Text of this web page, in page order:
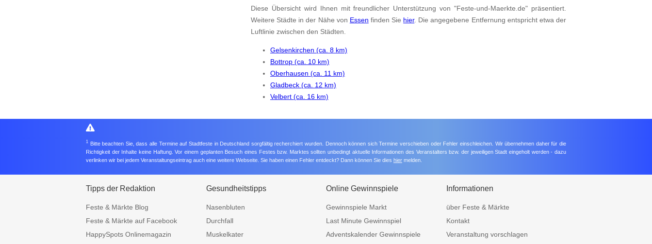
Diese Übersicht wird Ihnen mit freundlicher Unterstützung von "Feste-und-Maerkte.de" präsentiert.
Weitere Städte in der Nähe von Essen finden Sie hier. Die angegebene Entfernung entspricht etwa der
Luftlinie zwischen den Städten.
Gelsenkirchen (ca. 8 km)
Bottrop (ca. 10 km)
Oberhausen (ca. 11 km)
Gladbeck (ca. 12 km)
Velbert (ca. 16 km)
1 Bitte beachten Sie, dass alle Termine auf Stadtfeste in Deutschland sorgfältig recherchiert wurden. Dennoch können sich Termine verschieben oder Fehler einschleichen. Wir übernehmen daher für die
Richtigkeit der Inhalte keine Haftung. Vor einem geplanten Besuch eines Festes bzw. Marktes sollten unbedingt aktuelle Informationen des Veranstalters bzw. der jeweiligen Stadt eingeholt werden - dazu
verlinken wir bei jedem Veranstaltungseintrag auch eine weitere Webseite. Sie haben einen Fehler entdeckt? Dann können Sie dies hier melden.
Tipps der Redaktion
Feste & Märkte Blog
Feste & Märkte auf Facebook
HappySpots Onlinemagazin
Gesundheitstipps
Nasenbluten
Durchfall
Muskelkater
Online Gewinnspiele
Gewinnspiele Markt
Last Minute Gewinnspiel
Adventskalender Gewinnspiele
Informationen
über Feste & Märkte
Kontakt
Veranstaltung vorschlagen